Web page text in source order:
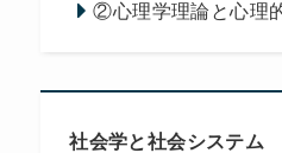
②心理学理論と心理
社会学と社会システム